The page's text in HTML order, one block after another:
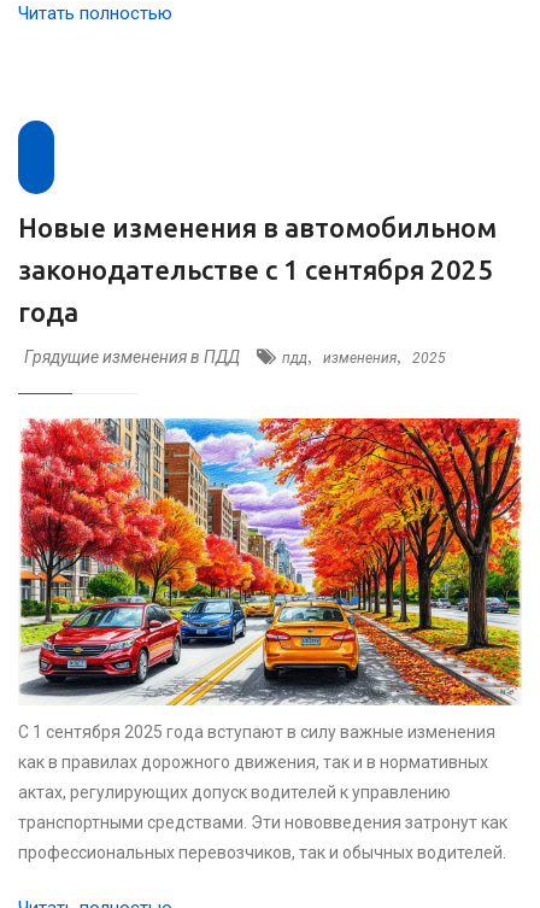
Читать полностью
Новые изменения в автомобильном
законодательстве с 1 сентября 2025
года
Грядущие изменения в ПДД пдд изменения 2025
С 1 сентября 2025 года вступают в силу важные изменения
как в правилах дорожного движения, так и в нормативных
актах, регулирующих допуск водителей к управлению
транспортными средствами. Эти нововведения затронут как
профессиональных перевозчиков, так и обычных водителей.